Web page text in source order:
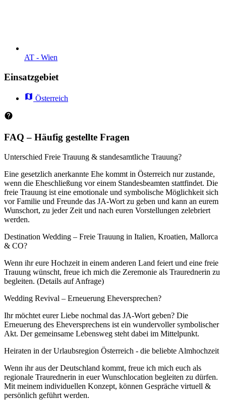
AT - Wien
Einsatzgebiet
Österreich
FAQ – Häufig gestellte Fragen
Unterschied Freie Trauung & standesamtliche Trauung?
Eine gesetzlich anerkannte Ehe kommt in Österreich nur zustande,
wenn die Eheschließung vor einem Standesbeamten stattfindet. Die
freie Trauung ist eine emotionale und symbolische Möglichkeit sich
vor Familie und Freunde das JA-Wort zu geben und kann an eurem
Wunschort, zu jeder Zeit und nach euren Vorstellungen zelebriert
werden.
Destination Wedding – Freie Trauung in Italien, Kroatien, Mallorca
& CO?
Wenn ihr eure Hochzeit in einem anderen Land feiert und eine freie
Trauung wünscht, freue ich mich die Zeremonie als Traurednerin zu
begleiten. (Details auf Anfrage)
Wedding Revival – Erneuerung Eheversprechen?
Ihr möchtet eurer Liebe nochmal das JA-Wort geben? Die
Erneuerung des Eheversprechens ist ein wundervoller symbolischer
Akt. Der gemeinsame Lebensweg steht dabei im Mittelpunkt.
Heiraten in der Urlaubsregion Österreich - die beliebte Almhochzeit
Wenn ihr aus der Deutschland kommt, freue ich mich euch als
regionale Traurednerin in euer Wunschlocation begleiten zu dürfen.
Mit meinem individuellen Konzept, können Gespräche virtuell &
persönlich geführt werden.